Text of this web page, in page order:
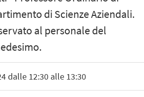
di Scienze Aziendali.
al personale del
dalle 12:30 alle 13:30